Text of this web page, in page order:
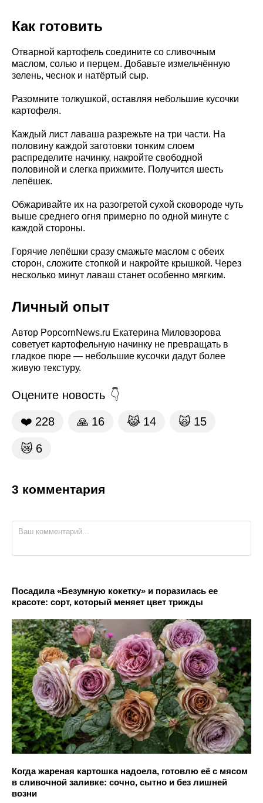
Как готовить
Отварной картофель соедините со сливочным
маслом, солью и перцем. Добавьте измельчённую
зелень, чеснок и натёртый сыр.
Разомните толкушкой, оставляя небольшие кусочки
картофеля.
Каждый лист лаваша разрежьте на три части. На
половину каждой заготовки тонким слоем
распределите начинку, накройте свободной
половиной и слегка прижмите. Получится шесть
лепёшек.
Обжаривайте их на разогретой сухой сковороде чуть
выше среднего огня примерно по одной минуте с
каждой стороны.
Горячие лепёшки сразу смажьте маслом с обеих
сторон, сложите стопкой и накройте крышкой. Через
несколько минут лаваш станет особенно мягким.
Личный опыт
Автор PopcornNews.ru Екатерина Миловзорова
советует картофельную начинку не превращать в
гладкое пюре — небольшие кусочки дадут более
живую текстуру.
Оцените новость
❤️ 228 🙏 16 😹 14 🙀 15
😿 6
3 комментария
Посадила «Безумную кокетку» и поразилась ее
красоте: сорт, который меняет цвет трижды
Когда жареная картошка надоела, готовлю её с мясом
в сливочной заливке: сочно, сытно и без лишней
возни